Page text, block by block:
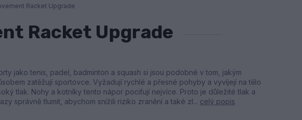
Racket Upgrade
Racket Upgrade
jako tenis, padel, badminton a squash si jsou podobné v tom, jakým
zatěžují sportovce. Vyžadují rychlé a přesné pohyby a vyvíjejí na tělo
tlak. Nohy a kotníky tento nápor pociťují nejvíce. Proto je důležité tlak a
správně tlumit, abychom snížili riziko zranění a také zl... celý popis